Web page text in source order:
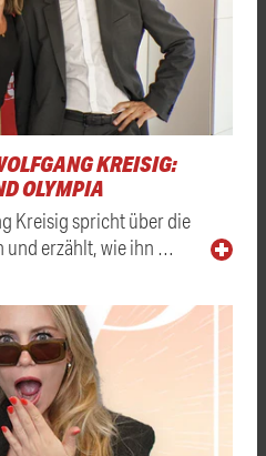
KREISIG:
OLYMPIA
Kreisig spricht über die
und erzählt, wie ihn …